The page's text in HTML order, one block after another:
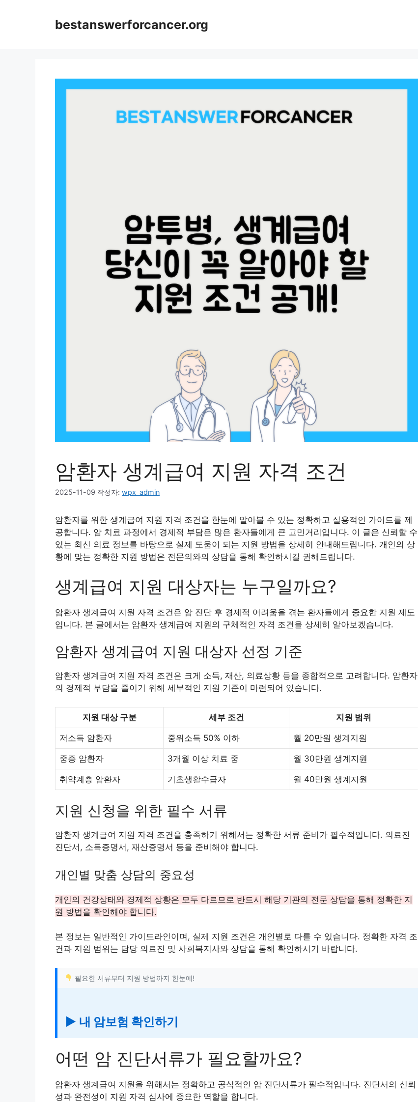
bestanswerforcancer.org
암환자 생계급여 지원 자격 조건
2025-11-09 작성자: wpx_admin
암환자를 위한 생계급여 지원 자격 조건을 한눈에 알아볼 수 있는 정확하고 실용적인 가이드를 제
공합니다. 암 치료 과정에서 경제적 부담은 많은 환자들에게 큰 고민거리입니다. 이 글은 신뢰할 수
있는 최신 의료 정보를 바탕으로 실제 도움이 되는 지원 방법을 상세히 안내해드립니다. 개인의 상
황에 맞는 정확한 지원 방법은 전문의와의 상담을 통해 확인하시길 권해드립니다.
생계급여 지원 대상자는 누구일까요?
암환자 생계급여 지원 자격 조건은 암 진단 후 경제적 어려움을 겪는 환자들에게 중요한 지원 제도
입니다. 본 글에서는 암환자 생계급여 지원의 구체적인 자격 조건을 상세히 알아보겠습니다.
암환자 생계급여 지원 대상자 선정 기준
암환자 생계급여 지원 자격 조건은 크게 소득, 재산, 의료상황 등을 종합적으로 고려합니다. 암환자
의 경제적 부담을 줄이기 위해 세부적인 지원 기준이 마련되어 있습니다.
지원 대상 구분 세부 조건 지원 범위
저소득 암환자 중위소득 50% 이하 월 20만원 생계지원
중증 암환자 3개월 이상 치료 중 월 30만원 생계지원
취약계층 암환자 기초생활수급자 월 40만원 생계지원
지원 신청을 위한 필수 서류
암환자 생계급여 지원 자격 조건을 충족하기 위해서는 정확한 서류 준비가 필수적입니다. 의료진
진단서, 소득증명서, 재산증명서 등을 준비해야 합니다.
개인별 맞춤 상담의 중요성
개인의 건강상태와 경제적 상황은 모두 다르므로 반드시 해당 기관의 전문 상담을 통해 정확한 지
원 방법을 확인해야 합니다.
본 정보는 일반적인 가이드라인이며, 실제 지원 조건은 개인별로 다를 수 있습니다. 정확한 자격 조
건과 지원 범위는 담당 의료진 및 사회복지사와 상담을 통해 확인하시기 바랍니다.
필요한 서류부터 지원 방법까지 한눈에!
▶ 내 암보험 확인하기
어떤 암 진단서류가 필요할까요?
암환자 생계급여 지원을 위해서는 정확하고 공식적인 암 진단서류가 필수적입니다. 진단서의 신뢰
성과 완전성이 지원 자격 심사에 중요한 역할을 합니다.